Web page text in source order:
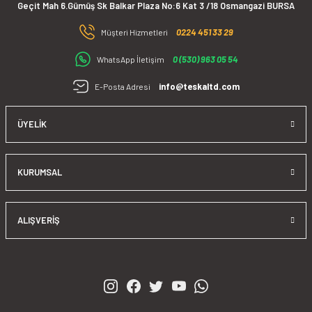
sağlamak ve yıllar içinde edinmiş olduğumuz saha tecrübelerimizi
satış sonrasında da çözüm ortağı olarak sizlere sunmaktır.
Geçit Mah 6.Gümüş Sk Balkar Plaza No:6 Kat 3 /18 Osmangazi BURSA
Müşteri Hizmetleri 0224 451 33 29
WhatsApp İletişim 0 (530) 963 05 54
E-Posta Adresi info@teskaltd.com
ÜYELIK
KURUMSAL
ALIŞVERIŞ